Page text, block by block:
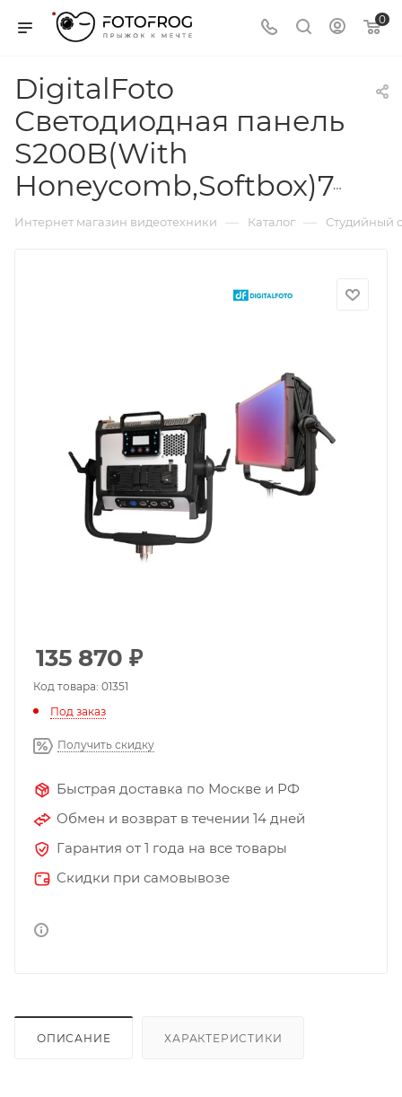
0
DigitalFoto
Светодиодная панель
S200B(With
Honeycomb,Softbox)747045874769
Интернет магазин видеотехники — Каталог — Студийный
135 870 ₽
Код товара: 01351
Под заказ
Получить скидку
Быстрая доставка по Москве и РФ
Обмен и возврат в течении 14 дней
Гарантия от 1 года на все товары
Скидки при самовывозе
ОПИСАНИЕ ХАРАКТЕРИСТИКИ